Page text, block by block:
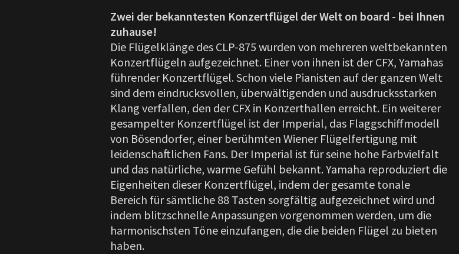
Zwei der bekanntesten Konzertflügel der Welt on board - bei Ihnen
zuhause!
Die Flügelklänge des CLP-875 wurden von mehreren weltbekannten
Konzertflügeln aufgezeichnet. Einer von ihnen ist der CFX, Yamahas
führender Konzertflügel. Schon viele Pianisten auf der ganzen Welt
sind dem eindrucksvollen, überwältigenden und ausdrucksstarken
Klang verfallen, den der CFX in Konzerthallen erreicht. Ein weiterer
gesampelter Konzertflügel ist der Imperial, das Flaggschiffmodell
von Bösendorfer, einer berühmten Wiener Flügelfertigung mit
leidenschaftlichen Fans. Der Imperial ist für seine hohe Farbvielfalt
und das natürliche, warme Gefühl bekannt. Yamaha reproduziert die
Eigenheiten dieser Konzertflügel, indem der gesamte tonale
Bereich für sämtliche 88 Tasten sorgfältig aufgezeichnet wird und
indem blitzschnelle Anpassungen vorgenommen werden, um die
harmonischsten Töne einzufangen, die die beiden Flügel zu bieten
haben.